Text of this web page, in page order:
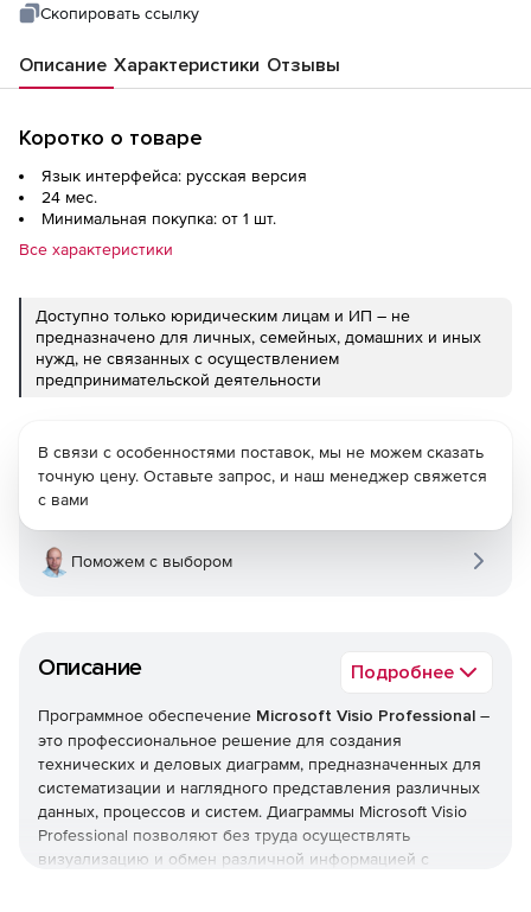
Скопировать ссылку
Описание Характеристики Отзывы
Коротко о товаре
Язык интерфейса: русская версия
24 мес.
Минимальная покупка: от 1 шт.
Все характеристики
Доступно только юридическим лицам и ИП – не
предназначено для личных, семейных, домашних и иных
нужд, не связанных с осуществлением
предпринимательской деятельности
Описание Подробнее
Программное обеспечение Microsoft Visio Professional –
это профессиональное решение для создания
технических и деловых диаграмм, предназначенных для
систематизации и наглядного представления различных
данных, процессов и систем. Диаграммы Microsoft Visio
Professional позволяют без труда осуществлять
визуализацию и обмен различной информацией с
В связи с особенностями поставок, мы не можем сказать
точную цену. Оставьте запрос, и наш менеджер свяжется
с вами
Поможем с выбором